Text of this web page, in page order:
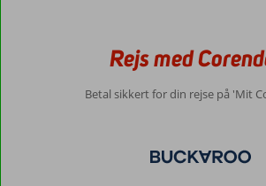
Rejs med
Betal sikkert for din rejse på 'Mit